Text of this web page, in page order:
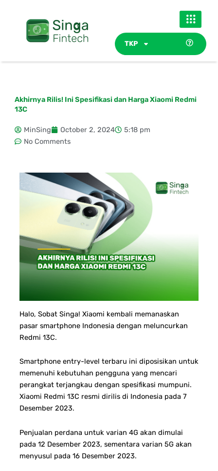
TKP
Akhirnya Rilis! Ini Spesifikasi dan Harga Xiaomi Redmi
13C
MinSing October 2, 2024
5:18 pm
No Comments
Halo, Sobat Singa! Xiaomi kembali memanaskan
pasar smartphone Indonesia dengan meluncurkan
Redmi 13C.
Smartphone entry-level terbaru ini diposisikan untuk
memenuhi kebutuhan pengguna yang mencari
perangkat terjangkau dengan spesifikasi mumpuni.
Xiaomi Redmi 13C resmi dirilis di Indonesia pada 7
Desember 2023.
Penjualan perdana untuk varian 4G akan dimulai
pada 12 Desember 2023, sementara varian 5G akan
menyusul pada 16 Desember 2023.